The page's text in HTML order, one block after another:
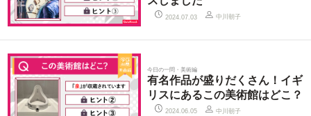
2024.07.03 中川朝子
今日の一問・美術編
有名作品が盛りだくさん！イギ
リスにあるこの美術館はどこ？
2024.06.05 中川朝子